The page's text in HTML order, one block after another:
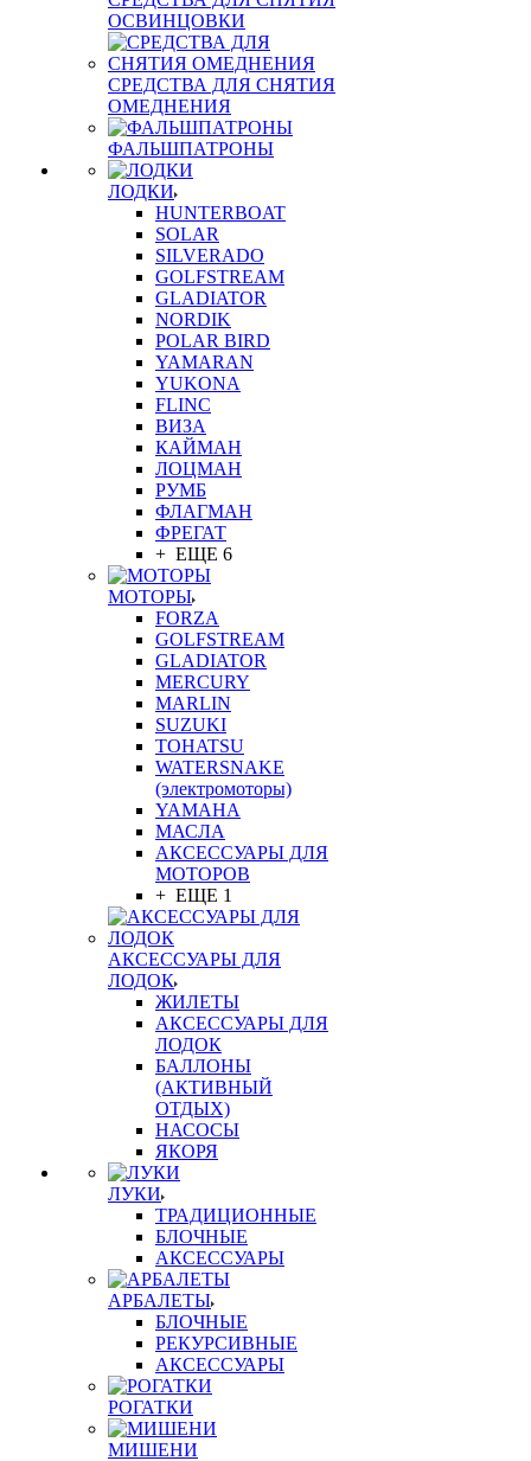
ОСВИНЦОВКИ
СРЕДСТВА ДЛЯ СНЯТИЯ
ОМЕДНЕНИЯ
ФАЛЬШПАТРОНЫ
ЛОДКИ
HUNTERBOAT
SOLAR
SILVERADO
GOLFSTREAM
GLADIATOR
NORDIK
POLAR BIRD
YAMARAN
YUKONA
FLINC
ВИЗА
КАЙМАН
ЛОЦМАН
РУМБ
ФЛАГМАН
ФРЕГАТ
+ ЕЩЕ 6
МОТОРЫ
FORZA
GOLFSTREAM
GLADIATOR
MERCURY
MARLIN
SUZUKI
TOHATSU
WATERSNAKE
(электромоторы)
YAMAHA
МАСЛА
АКСЕССУАРЫ ДЛЯ
МОТОРОВ
+ ЕЩЕ 1
АКСЕССУАРЫ ДЛЯ
ЛОДОК
ЖИЛЕТЫ
АКСЕССУАРЫ ДЛЯ
ЛОДОК
БАЛЛОНЫ
(АКТИВНЫЙ
ОТДЫХ)
НАСОСЫ
ЯКОРЯ
ЛУКИ
ТРАДИЦИОННЫЕ
БЛОЧНЫЕ
АКСЕССУАРЫ
АРБАЛЕТЫ
БЛОЧНЫЕ
РЕКУРСИВНЫЕ
АКСЕССУАРЫ
РОГАТКИ
МИШЕНИ